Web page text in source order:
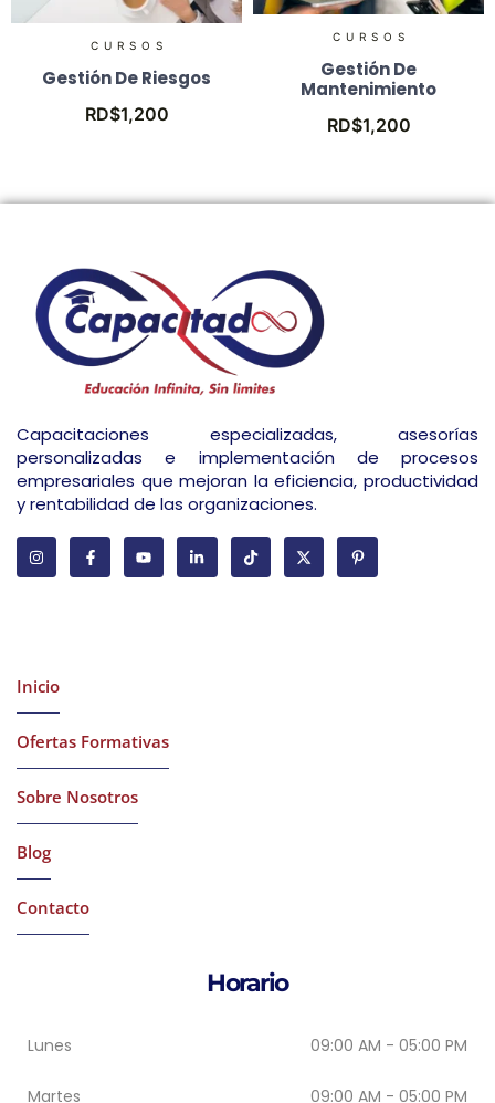
CURSOS
Gestión De Riesgos
RD$1,200
CURSOS
Gestión De
Mantenimiento
RD$1,200
Capacitaciones especializadas, asesorías
personalizadas e implementación de procesos
empresariales que mejoran la eficiencia, productividad
y rentabilidad de las organizaciones.
Inicio
Ofertas Formativas
Sobre Nosotros
Blog
Contacto
Horario
Lunes 09:00 AM - 05:00 PM
Martes 09:00 AM - 05:00 PM